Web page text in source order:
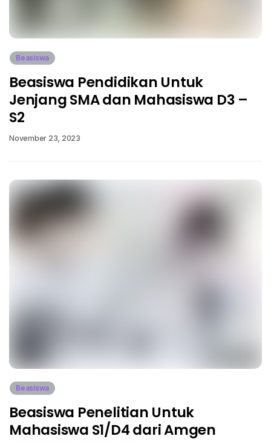
Beasiswa
Beasiswa Pendidikan Untuk
Jenjang SMA dan Mahasiswa D3 –
S2
November 23, 2023
Beasiswa
Beasiswa Penelitian Untuk
Mahasiswa S1/D4 dari Amgen